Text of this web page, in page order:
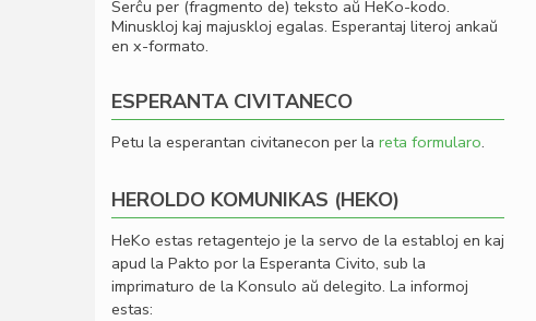
Serĉu per (fragmento de) teksto aŭ HeKo-kodo.
Minuskloj kaj majuskloj egalas. Esperantaj literoj ankaŭ
en x-formato.
ESPERANTA CIVITANECO
Petu la esperantan civitanecon per la reta formularo.
HEROLDO KOMUNIKAS (HEKO)
HeKo estas retagentejo je la servo de la establoj en kaj
apud la Pakto por la Esperanta Civito, sub la
imprimaturo de la Konsulo aŭ delegito. La informoj
estas: